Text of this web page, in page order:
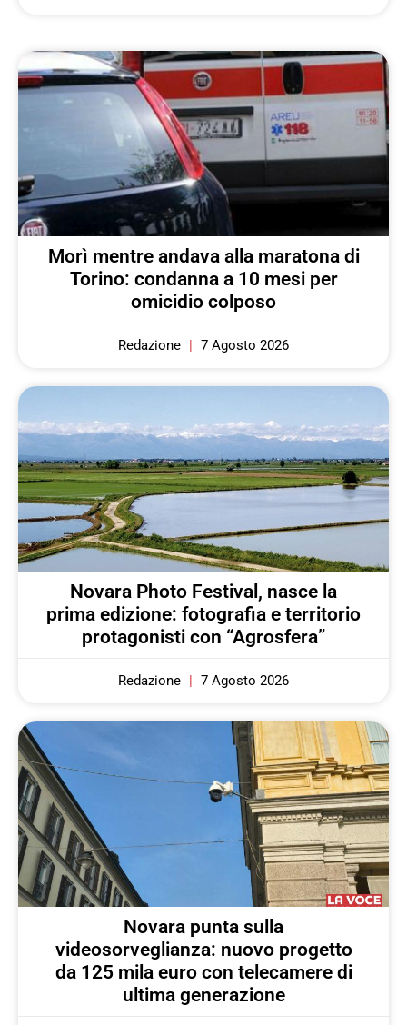
Morì mentre andava alla maratona di
Torino: condanna a 10 mesi per
omicidio colposo
Redazione 7 Agosto 2026
Novara Photo Festival, nasce la
prima edizione: fotografia e territorio
protagonisti con “Agrosfera”
Redazione 7 Agosto 2026
Novara punta sulla
videosorveglianza: nuovo progetto
da 125 mila euro con telecamere di
ultima generazione